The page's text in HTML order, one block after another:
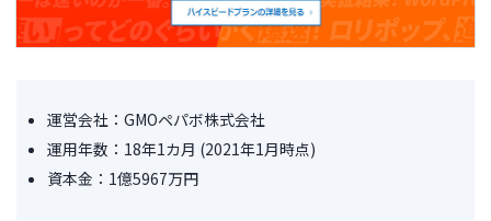
運営会社：GMOペパボ株式会社
運用年数：18年1カ月 (2021年1月時点)
資本金：1億5967万円